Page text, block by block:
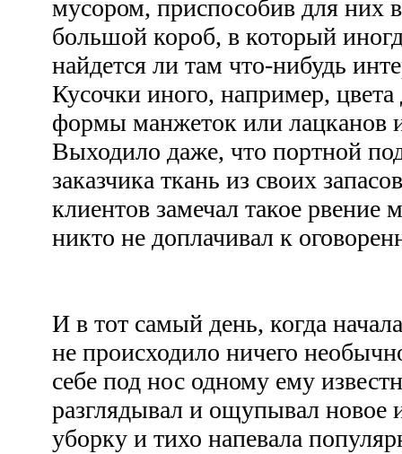
мусором, приспособив для них
большой короб, в который
найдется ли там что-нибудь
Кусочки иного, например,
формы манжеток или лацканов
Выходило даже, что портной
заказчика ткань из своих
клиентов замечал такое рвение
никто не доплачивал к
И в тот самый день, когда
не происходило ничего
себе под нос одному ему
разглядывал и ощупывал новое
уборку и тихо напевала